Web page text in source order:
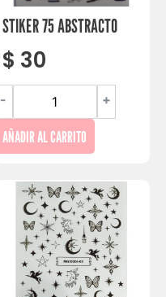
STIKER 75 ABSTRACTO
$ 30
- +
AÑADIR AL CARRITO